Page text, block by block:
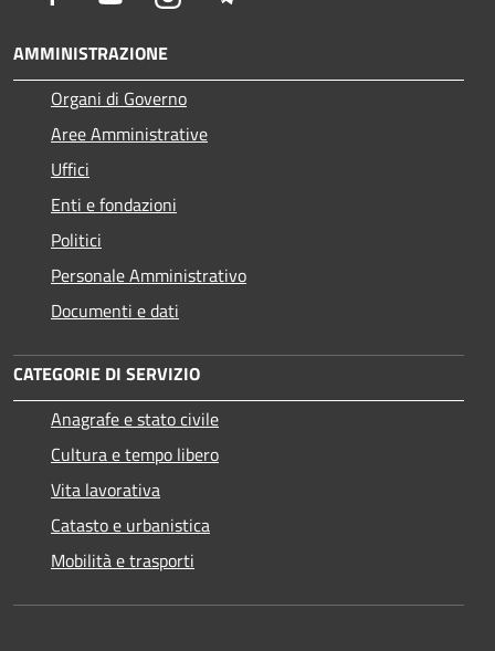
AMMINISTRAZIONE
Organi di Governo
Aree Amministrative
Uffici
Enti e fondazioni
Politici
Personale Amministrativo
Documenti e dati
CATEGORIE DI SERVIZIO
Anagrafe e stato civile
Cultura e tempo libero
Vita lavorativa
Catasto e urbanistica
Mobilità e trasporti